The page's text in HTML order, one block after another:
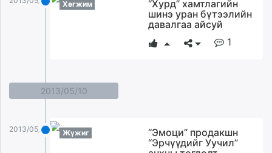
Хөгжим
“Хурд” хамтлагийн
шинэ уран бүтээлийн
давалгаа айсуй
1
2013/05/10
2013/05/10 Жүжиг
“Эмоци” продакшн
“Эрчүүдийг Уучил”